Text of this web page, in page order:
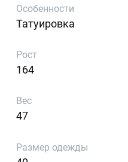
Особенности
Татуировка
Рост
164
Вес
47
Размер одежды